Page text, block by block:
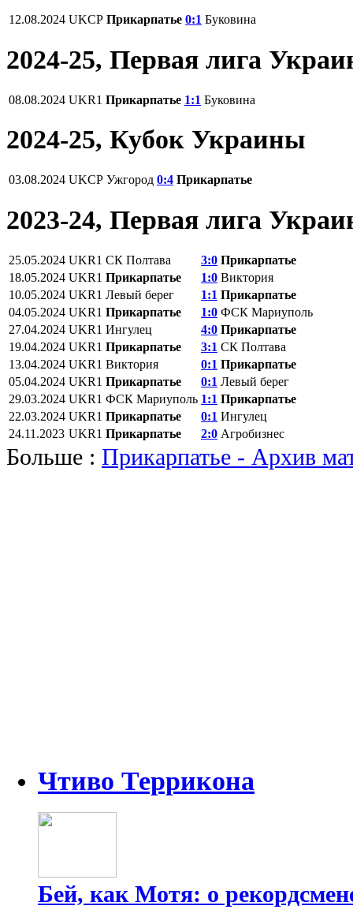
12.08.2024 UKCP Прикарпатье 0:1 Буковина
2024-25, Первая лига
08.08.2024 UKR1 Прикарпатье 1:1 Буковина
2024-25, Кубок Украины
03.08.2024 UKCP Ужгород 0:4 Прикарпатье
2023-24, Первая лига
25.05.2024 UKR1 СК Полтава 3:0 Прикарпатье
18.05.2024 UKR1 Прикарпатье 1:0 Виктория
10.05.2024 UKR1 Левый берег 1:1 Прикарпатье
04.05.2024 UKR1 Прикарпатье 1:0 ФСК Мариуполь
27.04.2024 UKR1 Ингулец 4:0 Прикарпатье
19.04.2024 UKR1 Прикарпатье 3:1 СК Полтава
13.04.2024 UKR1 Виктория 0:1 Прикарпатье
05.04.2024 UKR1 Прикарпатье 0:1 Левый берег
29.03.2024 UKR1 ФСК Мариуполь 1:1 Прикарпатье
22.03.2024 UKR1 Прикарпатье 0:1 Ингулец
24.11.2023 UKR1 Прикарпатье 2:0 Агробизнес
Больше : Прикарпатье - Архив
Чтиво Террикона
Бей, как Мотя: о